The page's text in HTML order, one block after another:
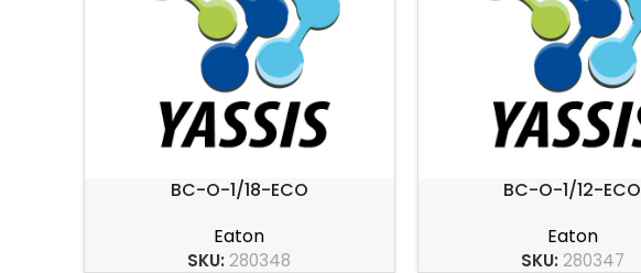
BC-O-1/18-ECO
Eaton
SKU:280348
BC-O-1/12-ECO
Eaton
SKU:280347